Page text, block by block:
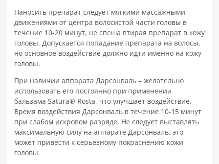
Наносить препарат следует мягкими массажными
движениями от центра волосистой части головы в
течение 10-20 минут, не спеша втирая препарат в кожу
головы. Допускается попадание препарата на волосы,
но основное воздействие должно идти именно на кожу
головы.
При наличии аппарата Дарсонваль – желательно
использовать его постоянно при применении
бальзама Satura® Rosta, что улучшает воздействие.
Время воздействия Дарсонваль в течение 10-15 минут
при слабом искровом разряде. Не следует выставлять
максимальную силу на аппарате Дарсонваль, это
может привести к серьезному покраснению кожи
головы.